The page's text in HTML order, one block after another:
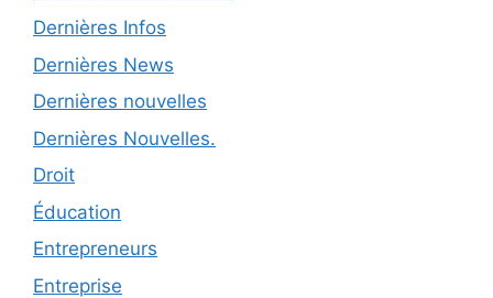
Dernières Infos
Dernières News
Dernières nouvelles
Dernières Nouvelles.
Droit
Éducation
Entrepreneurs
Entreprise